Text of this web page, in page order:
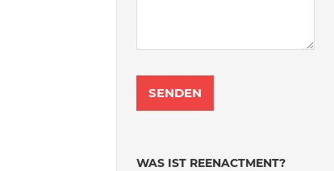
WAS IST REENACTMENT?